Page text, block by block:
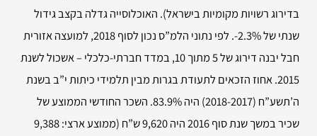
בדירוג רשויות מקומיות בישראל). האוכלוסייה גדלה בקצב גידול
שנתי של ‎-2.3%‏. לפי נתוני הלמ”ס נכון לסוף 2018, למועצה אזורית
חבל יבנה דירוג של 5 מתוך 10, במדד חברתי-כלכלי – אשכול לשנת
2015. אחוז הזכאים לתעודת בגרות מבין תלמידי כיתות י”ב בשנת
ה’תשע”ח (2017-‏2018) היה 83.9%. השכר החודשי הממוצע של
שכיר במשך שנת סוף 2016 היה 9,620 ש”ח (ממוצע ארצי: 9,388